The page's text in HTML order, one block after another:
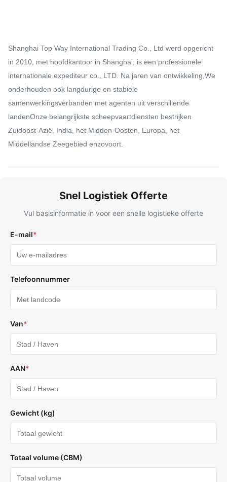
Shanghai Top Way International Trading Co., Ltd werd opgericht
in 2010, met hoofdkantoor in Shanghai, is een professionele
internationale expediteur co., LTD. Na jaren van ontwikkeling,We
onderhouden ook langdurige en stabiele
samenwerkingsverbanden met agenten uit verschillende
landenOnze belangrijkste scheepvaartdiensten bestrijken
Zuidoost-Azië, India, het Midden-Oosten, Europa, het
Middellandse Zeegebied enzovoort.
Snel Logistiek Offerte
Vul basisinformatie in voor een snelle logistieke offerte
E-mail*
Telefoonnummer
Van*
AAN*
Gewicht (kg)
Totaal volume (CBM)